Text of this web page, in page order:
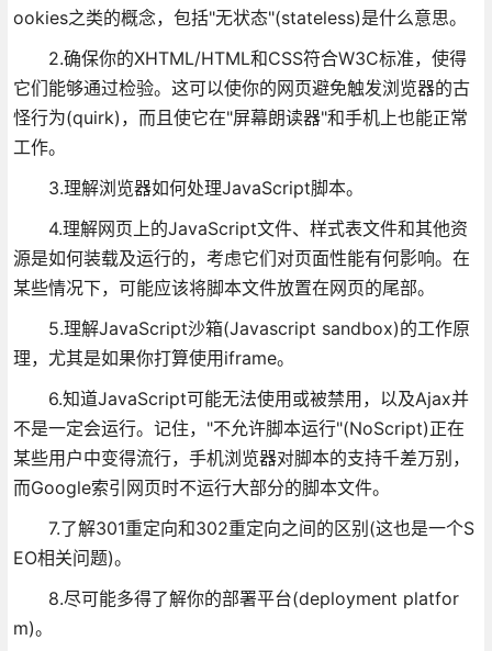
ookies之类的概念，包括"无状态"(stateless)是什么意思。
2.确保你的XHTML/HTML和CSS符合W3C标准，使得
它们能够通过检验。这可以使你的网页避免触发浏览器的古
怪行为(quirk)，而且使它在"屏幕朗读器"和手机上也能正常
工作。
3.理解浏览器如何处理JavaScript脚本。
4.理解网页上的JavaScript文件、样式表文件和其他资
源是如何装载及运行的，考虑它们对页面性能有何影响。在
某些情况下，可能应该将脚本文件放置在网页的尾部。
5.理解JavaScript沙箱(Javascript sandbox)的工作原
理，尤其是如果你打算使用iframe。
6.知道JavaScript可能无法使用或被禁用，以及Ajax并
不是一定会运行。记住，"不允许脚本运行"(NoScript)正在
某些用户中变得流行，手机浏览器对脚本的支持千差万别，
而Google索引网页时不运行大部分的脚本文件。
7.了解301重定向和302重定向之间的区别(这也是一个S
EO相关问题)。
8.尽可能多得了解你的部署平台(deployment platfor
m)。